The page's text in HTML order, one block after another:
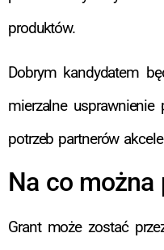
produktów.
Dobrym kandydatem
mierzalne
potrzeb partnerów
Na co można
Grant może zostać